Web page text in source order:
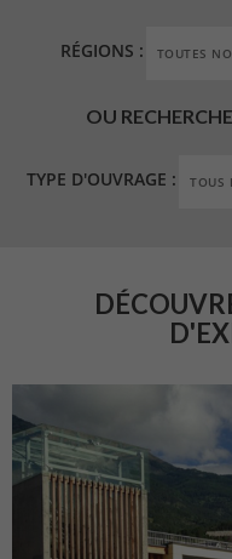
RÉGIONS :
OU
TYPE D'OUVRAGE :